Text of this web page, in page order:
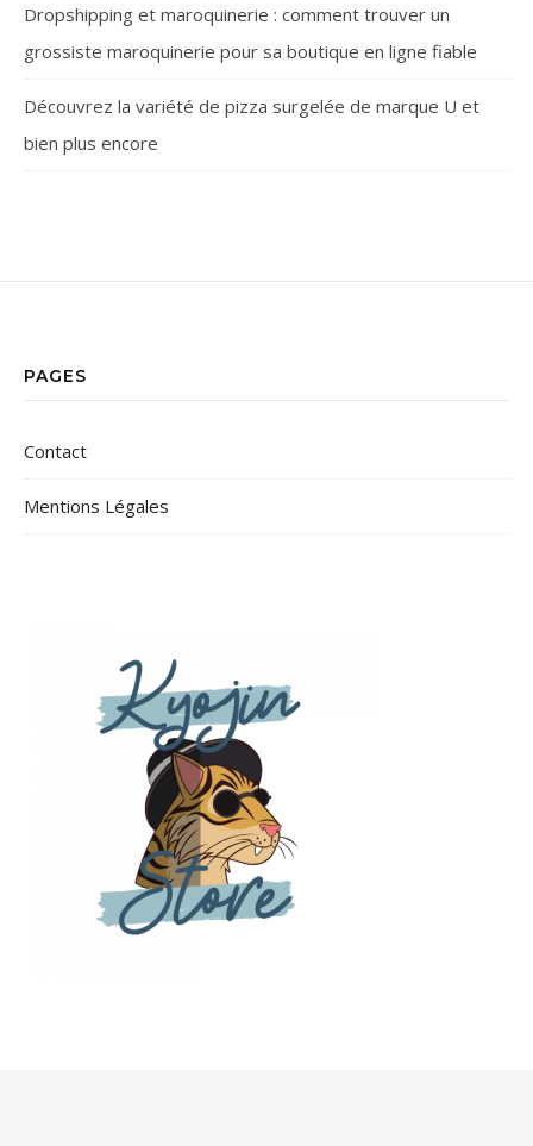
Dropshipping et maroquinerie : comment trouver un
grossiste maroquinerie pour sa boutique en ligne fiable
Découvrez la variété de pizza surgelée de marque U et
bien plus encore
PAGES
Contact
Mentions Légales